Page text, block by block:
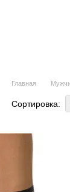
Главная
Сортировка: